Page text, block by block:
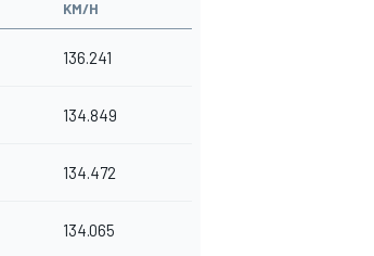
KM/H
136.241
134.849
134.472
134.065